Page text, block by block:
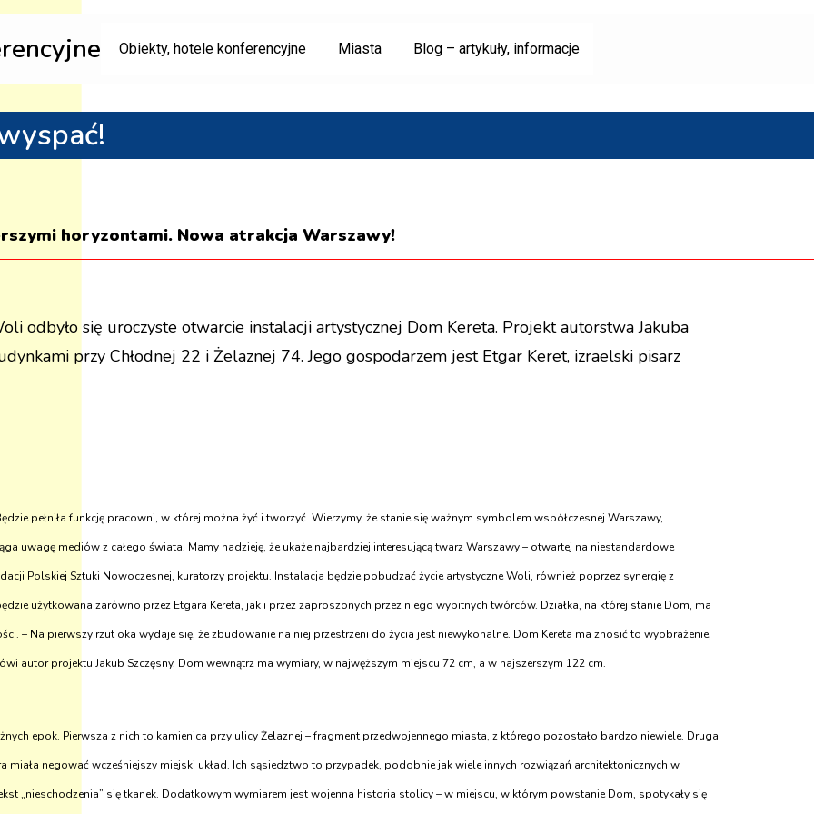
Obiekty, hotele konferencyjne Miasta Blog – artykuły, informacje
horyzontami. Nowa atrakcja Warszawy!
odbyło się uroczyste otwarcie instalacji artystycznej Dom Kereta. Projekt autorstwa Jakuba
przy Chłodnej 22 i Żelaznej 74. Jego gospodarzem jest Etgar Keret, izraelski pisarz
pełniła funkcję pracowni, w której można żyć i tworzyć. Wierzymy, że stanie się ważnym symbolem współczesnej Warszawy,
uwagę mediów z całego świata. Mamy nadzieję, że ukaże najbardziej interesującą twarz Warszawy – otwartej na niestandardowe
Polskiej Sztuki Nowoczesnej, kuratorzy projektu. Instalacja będzie pobudzać życie artystyczne Woli, również poprzez synergię z
użytkowana zarówno przez Etgara Kereta, jak i przez zaproszonych przez niego wybitnych twórców. Działka, na której stanie Dom, ma
– Na pierwszy rzut oka wydaje się, że zbudowanie na niej przestrzeni do życia jest niewykonalne. Dom Kereta ma znosić to wyobrażenie,
autor projektu Jakub Szczęsny. Dom wewnątrz ma wymiary, w najwęższym miejscu 72 cm, a w najszerszym 122 cm.
epok. Pierwsza z nich to kamienica przy ulicy Żelaznej – fragment przedwojennego miasta, z którego pozostało bardzo niewiele. Druga
miała negować wcześniejszy miejski układ. Ich sąsiedztwo to przypadek, podobnie jak wiele innych rozwiązań architektonicznych w
„nieschodzenia” siętkanek. Dodatkowym wymiarem jest wojenna historia stolicy – w miejscu, w którym powstanie Dom, spotykały się